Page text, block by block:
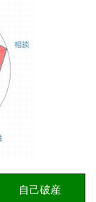
自己破産